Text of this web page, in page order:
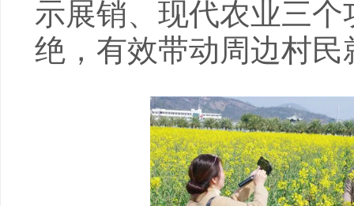
示展销、现代农业三
绝，有效带动周边村